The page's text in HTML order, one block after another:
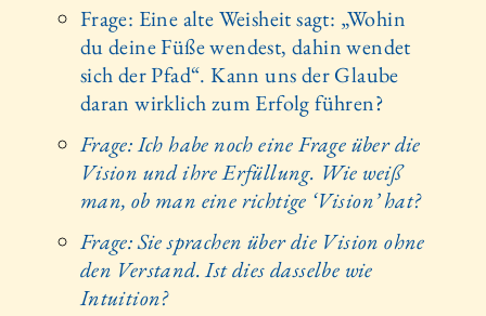
Frage: Eine alte Weisheit sagt: „Wohin
du deine Füße wendest, dahin wendet
sich der Pfad“. Kann uns der Glaube
daran wirklich zum Erfolg führen?
Frage: Ich habe noch eine Frage über die
Vision und ihre Erfüllung. Wie weiß
man, ob man eine richtige ‘Vision’ hat?
Frage: Sie sprachen über die Vision ohne
den Verstand. Ist dies dasselbe wie
Intuition?